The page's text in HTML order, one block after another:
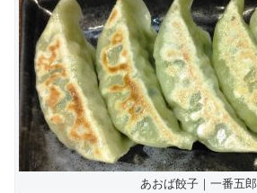
あおば餃子｜一番五郎